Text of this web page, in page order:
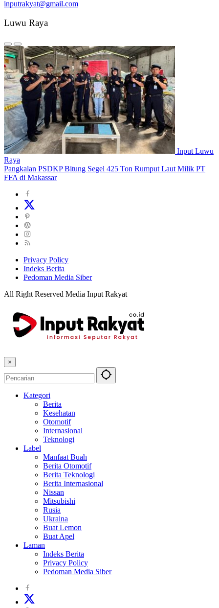
inputrakyat@gmail.com
Luwu Raya
Input Luwu
Raya
Pangkalan PSDKP Bitung Segel 425 Ton Rumput Laut Milik PT
FFA di Makassar
Privacy Policy
Indeks Berita
Pedoman Media Siber
All Right Reserved Media Input Rakyat
×
Kategori
Berita
Kesehatan
Otomotif
Internasional
Teknologi
Label
Manfaat Buah
Berita Otomotif
Berita Teknologi
Berita Internasional
Nissan
Mitsubishi
Rusia
Ukraina
Buat Lemon
Buat Apel
Laman
Indeks Berita
Privacy Policy
Pedoman Media Siber